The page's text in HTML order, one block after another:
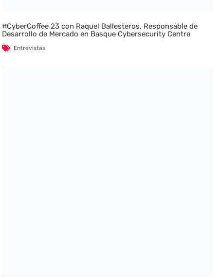
#CyberCoffee 23 con Raquel Ballesteros, Responsable de
Desarrollo de Mercado en Basque Cybersecurity Centre
Entrevistas